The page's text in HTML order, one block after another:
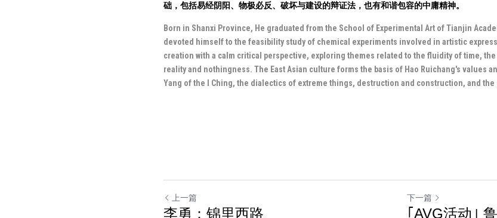
础，包括易经阴阳、物极必反、破坏与建设的辩证法，也有和谐包容的中庸精神。
Born in Shanxi Province, He graduated from the School of Experimental Art of Tianjin
devoted himself to the feasibility study of chemical experiments involved in artistic
creation with a calm critical perspective, exploring themes related to the fluidity of time,
reality and nothingness. The East Asian culture forms the basis of Hao Ruichang's values
Yang of the I Ching, the dialectics of extreme things, destruction and construction, and
上一篇
李勇：锦里西路
下一篇
｢AVG活动｣